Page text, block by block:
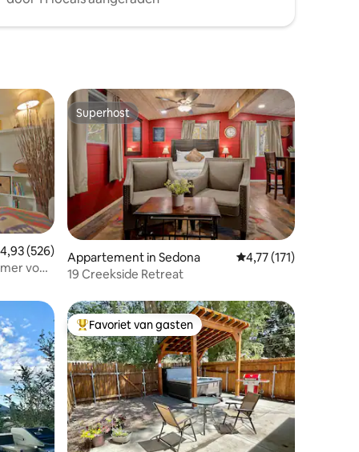
beoordeling van 4,93 uit 5, 526 recensies
4,93 (526)
voor
Superhost
Superhost
Appartement in Sedona Gemiddelde
4,77 (171)
19 Creekside Retreat
Topfavoriet van gasten
Favoriet van gasten